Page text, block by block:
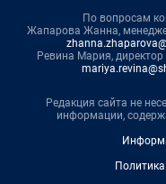
По вопросам
Жапарова Жанна,
Ревина Мария,
Редакция сайта не
информации,